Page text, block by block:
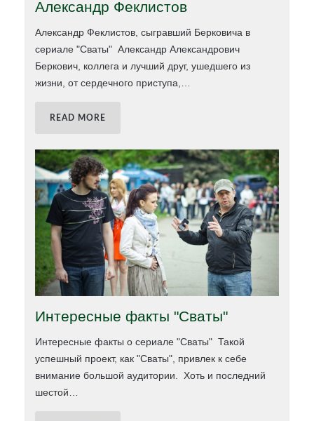
Александр Феклистов
Александр Феклистов, сыгравший Берковича в
сериале "Сваты" Александр Александрович
Беркович, коллега и лучший друг, ушедшего из
жизни, от сердечного приступа,…
READ MORE
Интересные факты "Сваты"
Интересные факты о сериале "Сваты" Такой
успешный проект, как "Сваты", привлек к себе
внимание большой аудитории. Хоть и последний
шестой